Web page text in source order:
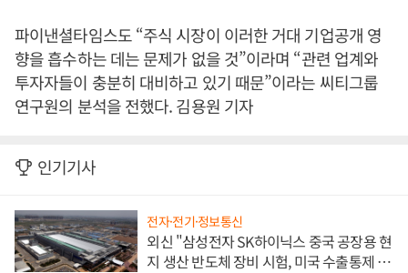
파이낸셜타임스도 “주식 시장이 이러한 거대 기업공개 영
향을 흡수하는 데는 문제가 없을 것”이라며 “관련 업계와
투자자들이 충분히 대비하고 있기 때문”이라는 씨티그룹
연구원의 분석을 전했다. 김용원 기자
인기기사
전자·전기·정보통신
외신 "삼성전자 SK하이닉스 중국 공장용 현
지 생산 반도체 장비 시험, 미국 수출통제 대